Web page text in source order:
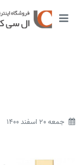
جمعه 20 اسفند 1400